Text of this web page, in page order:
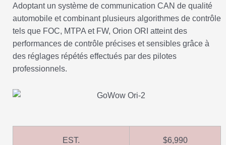
Adoptant un système de communication CAN de qualité
automobile et combinant plusieurs algorithmes de contrôle
tels que FOC, MTPA et FW, Orion ORI atteint des
performances de contrôle précises et sensibles grâce à
des réglages répétés effectués par des pilotes
professionnels.
EST. $6,990